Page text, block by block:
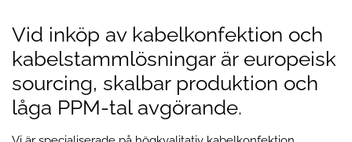
Vid inköp av kabelkonfektion och
kabelstammlösningar är europeisk
sourcing, skalbar produktion och
låga PPM-tal avgörande.